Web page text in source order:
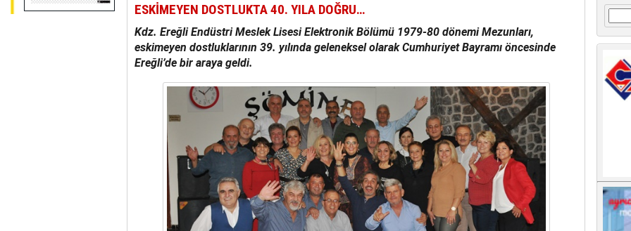
ESKİMEYEN DOSTLUKTA 40. YILA DOĞRU…
Kdz. Ereğli Endüstri Meslek Lisesi Elektronik Bölümü 1979-80 dönemi Mezunları,
eskimeyen dostluklarının 39. yılında geleneksel olarak Cumhuriyet Bayramı öncesinde
Ereğli’de bir araya geldi.
Arama: